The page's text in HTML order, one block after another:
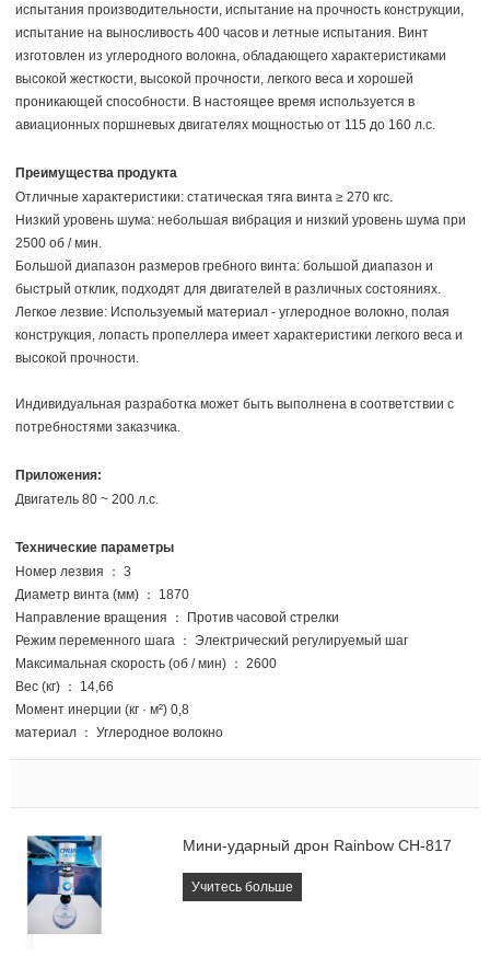
испытания производительности, испытание на прочность конструкции,
испытание на выносливость 400 часов и летные испытания. Винт
изготовлен из углеродного волокна, обладающего характеристиками
высокой жесткости, высокой прочности, легкого веса и хорошей
проникающей способности. В настоящее время используется в
авиационных поршневых двигателях мощностью от 115 до 160 л.с.
Преимущества продукта
Отличные характеристики: статическая тяга винта ≥ 270 кгс.
Низкий уровень шума: небольшая вибрация и низкий уровень шума при
2500 об / мин.
Большой диапазон размеров гребного винта: большой диапазон и
быстрый отклик, подходят для двигателей в различных состояниях.
Легкое лезвие: Используемый материал - углеродное волокно, полая
конструкция, лопасть пропеллера имеет характеристики легкого веса и
высокой прочности.
Индивидуальная разработка может быть выполнена в соответствии с
потребностями заказчика.
Приложения:
Двигатель 80 ~ 200 л.с.
Технические параметры
Номер лезвия ： 3
Диаметр винта (мм) ： 1870
Направление вращения ： Против часовой стрелки
Режим переменного шага ： Электрический регулируемый шаг
Максимальная скорость (об / мин) ： 2600
Вес (кг) ： 14,66
Момент инерции (кг · м²) 0,8
материал ： Углеродное волокно
Мини-ударный дрон Rainbow CH-817
Учитесь больше